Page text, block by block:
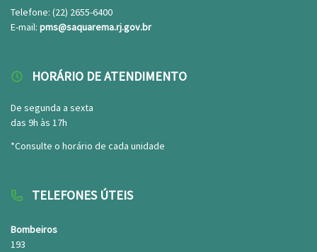
Telefone: (22) 2655-6400
E-mail: pms@saquarema.rj.gov.br
HORÁRIO DE ATENDIMENTO
De segunda a sexta
das 9h às 17h
*Consulte o horário de cada unidade
TELEFONES ÚTEIS
Bombeiros
193